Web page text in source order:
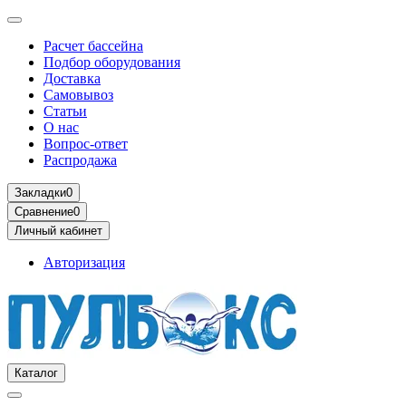
Расчет бассейна
Подбор оборудования
Доставка
Самовывоз
Статьи
О нас
Вопрос-ответ
Распродажа
Закладки0
Сравнение0
Личный кабинет
Авторизация
Каталог